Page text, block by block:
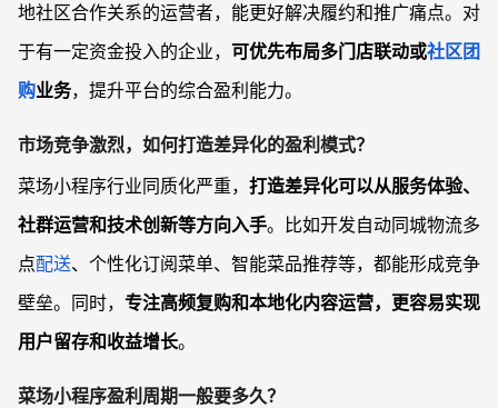
地社区合作关系的运营者，能更好解决履约和推广痛点。对
于有一定资金投入的企业， 可优先布局多门店联动或社区团
购业务，提升平台的综合盈利能力。
市场竞争激烈，如何打造差异化的盈利模式？
菜场小程序行业同质化严重， 打造差异化可以从服务体验、
社群运营和技术创新等方向入手。比如开发自动同城物流多
点配送、个性化订阅菜单、智能菜品推荐等，都能形成竞争
壁垒。同时， 专注高频复购和本地化内容运营，更容易实现
用户留存和收益增长。
菜场小程序盈利周期一般要多久？